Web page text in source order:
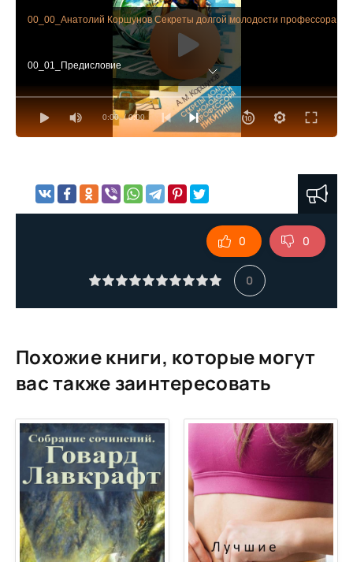
0:00 / 0:00
00_00_Анатолий Коршунов Секреты долгой молодости профессора
00_01_Предисловие
02_Секрет второй
03_Секрет третий
0
0 0
Похожие книги, которые могут
вас также заинтересовать